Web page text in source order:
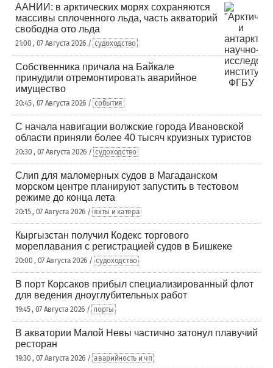
ААНИИ: в арктических морях сохраняются
массивы сплоченного льда, часть акваторий
свободна ото льда
21:00 , 07 Августа 2026 / судоходство
Собственника причала на Байкале
принудили отремонтировать аварийное
имущество
20:45 , 07 Августа 2026 / события
С начала навигации волжские города Ивановской
области приняли более 40 тысяч круизных туристов
20:30 , 07 Августа 2026 / судоходство
Слип для маломерных судов в Магаданском
морском центре планируют запустить в тестовом
режиме до конца лета
20:15 , 07 Августа 2026 / яхты и катера
Кыргызстан получил Кодекс торгового
мореплавания с регистрацией судов в Бишкеке
20:00 , 07 Августа 2026 / судоходство
В порт Корсаков прибыл специализированный флот
для ведения дноуглубительных работ
19:45 , 07 Августа 2026 / порты
В акватории Малой Невы частично затонул плавучий
ресторан
19:30 , 07 Августа 2026 / аварийность и чп